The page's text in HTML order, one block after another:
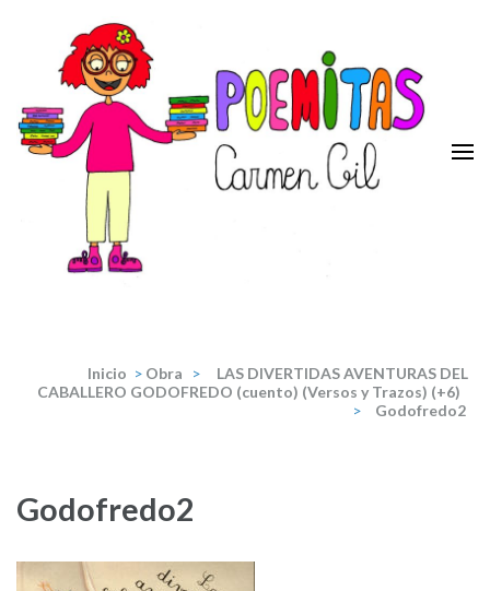
contenido
(presiona
tecla
Inicio > Obra >
LAS DIVERTIDAS AVENTURAS DEL
CABALLERO GODOFREDO (cuento) (Versos y Trazos) (+6)
>
Godofredo2
Godofredo2